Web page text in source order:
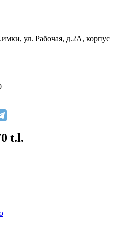
ул. Рабочая, д.2А, корпус
t.l.